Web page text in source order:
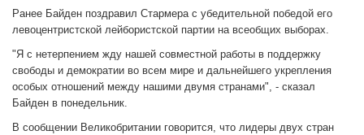
Ранее Байден поздравил Стармера с убедительной победой его
левоцентристской лейбористской партии на всеобщих выборах.
"Я с нетерпением жду нашей совместной работы в поддержку
свободы и демократии во всем мире и дальнейшего укрепления
особых отношений между нашими двумя странами", - сказал
Байден в понедельник.
В сообщении Великобритании говорится, что лидеры двух стран